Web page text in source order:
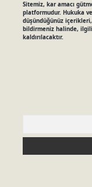
Sitemiz, kar amacı
platformudur. Hukuka
düşündüğünüz içerikleri,
bildirmeniz halinde,
kaldırılacaktır.